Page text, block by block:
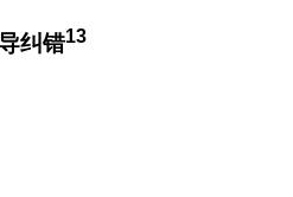
纠错13